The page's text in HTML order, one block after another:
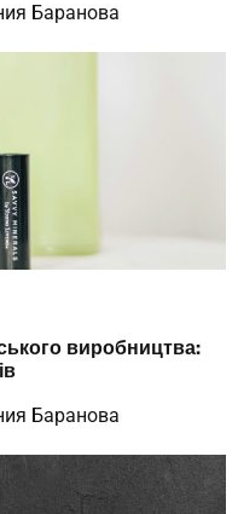
Баранова
виробництва:
Баранова